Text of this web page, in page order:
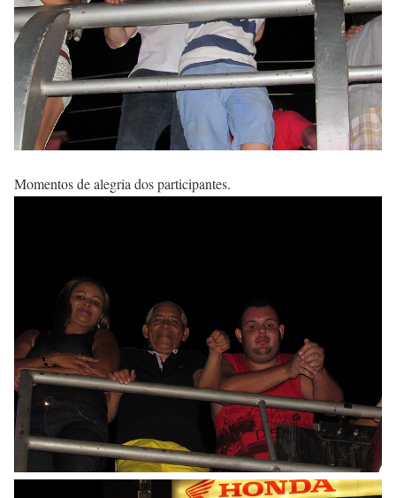
Momentos de alegria dos participantes.